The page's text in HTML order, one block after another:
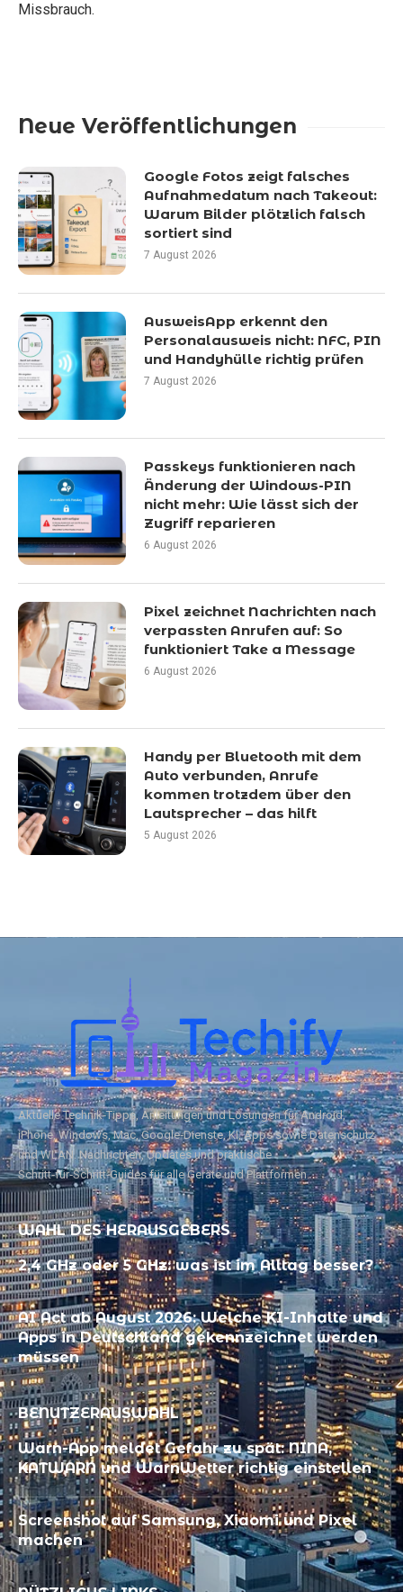
Missbrauch.
Neue Veröffentlichungen
Google Fotos zeigt falsches
Aufnahmedatum nach Takeout:
Warum Bilder plötzlich falsch
sortiert sind
7 August 2026
AusweisApp erkennt den
Personalausweis nicht: NFC, PIN
und Handyhülle richtig prüfen
7 August 2026
Passkeys funktionieren nach
Änderung der Windows-PIN
nicht mehr: Wie lässt sich der
Zugriff reparieren
6 August 2026
Pixel zeichnet Nachrichten nach
verpassten Anrufen auf: So
funktioniert Take a Message
6 August 2026
Handy per Bluetooth mit dem
Auto verbunden, Anrufe
kommen trotzdem über den
Lautsprecher – das hilft
5 August 2026
Aktuelle Technik‑Tipps, Anleitungen und Lösungen für Android,
iPhone, Windows, Mac, Google‑Dienste, KI, Apps sowie Datenschutz
und WLAN. Nachrichten, Updates und praktische
Schritt‑für‑Schritt‑Guides für alle Geräte und Plattformen.
WAHL DES HERAUSGEBERS
2,4 GHz oder 5 GHz: was ist im Alltag besser?
AI Act ab August 2026: Welche KI-Inhalte und
Apps in Deutschland gekennzeichnet werden
müssen
BENUTZERAUSWAHL
Warn-App meldet Gefahr zu spät: NINA,
KATWARN und WarnWetter richtig einstellen
Screenshot auf Samsung, Xiaomi und Pixel
machen